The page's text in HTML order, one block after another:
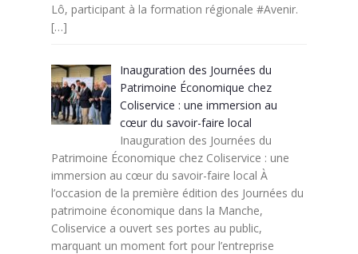
Lô, participant à la formation régionale #Avenir.
[…]
Inauguration des Journées du
Patrimoine Économique chez
Coliservice : une immersion au
cœur du savoir-faire local
Inauguration des Journées du
Patrimoine Économique chez Coliservice : une
immersion au cœur du savoir-faire local À
l’occasion de la première édition des Journées du
patrimoine économique dans la Manche,
Coliservice a ouvert ses portes au public,
marquant un moment fort pour l’entreprise